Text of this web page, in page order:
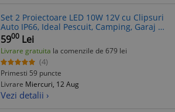
Set 2 Proiectoare LED 10W 12V cu Clipsuri
Auto IP66, Ideal Pescuit, Camping, Garaj -
Lumina Puternica, Cablu 2.5m
5900 Lei
Livrare gratuita la comenzile de 679 lei
(4)
Primesti 59 puncte
Livrare Miercuri, 12 Aug
Vezi detalii ›